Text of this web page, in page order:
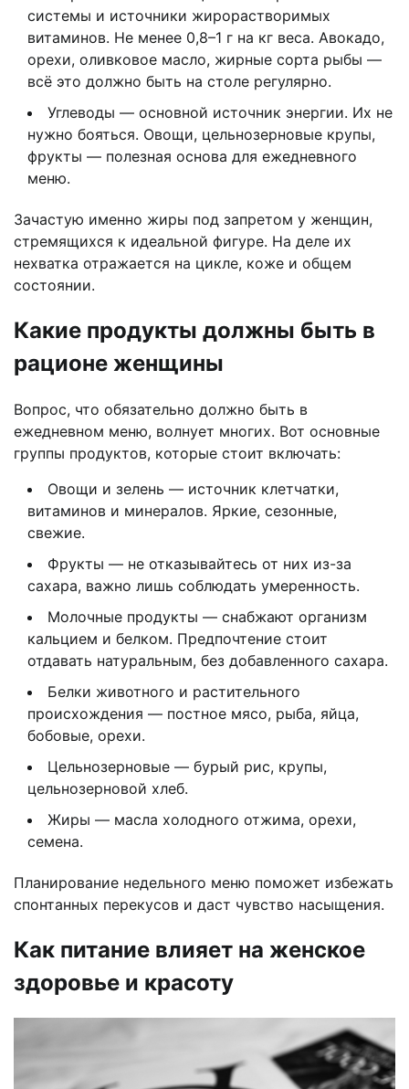
системы и источники жирорастворимых
витаминов. Не менее 0,8–1 г на кг веса. Авокадо,
орехи, оливковое масло, жирные сорта рыбы —
всё это должно быть на столе регулярно.
Углеводы — основной источник энергии. Их не
нужно бояться. Овощи, цельнозерновые крупы,
фрукты — полезная основа для ежедневного
меню.
Зачастую именно жиры под запретом у женщин,
стремящихся к идеальной фигуре. На деле их
нехватка отражается на цикле, коже и общем
состоянии.
Какие продукты должны быть в
рационе женщины
Вопрос, что обязательно должно быть в
ежедневном меню, волнует многих. Вот основные
группы продуктов, которые стоит включать:
Овощи и зелень — источник клетчатки,
витаминов и минералов. Яркие, сезонные,
свежие.
Фрукты — не отказывайтесь от них из-за
сахара, важно лишь соблюдать умеренность.
Молочные продукты — снабжают организм
кальцием и белком. Предпочтение стоит
отдавать натуральным, без добавленного сахара.
Белки животного и растительного
происхождения — постное мясо, рыба, яйца,
бобовые, орехи.
Цельнозерновые — бурый рис, крупы,
цельнозерновой хлеб.
Жиры — масла холодного отжима, орехи,
семена.
Планирование недельного меню поможет избежать
спонтанных перекусов и даст чувство насыщения.
Как питание влияет на женское
здоровье и красоту